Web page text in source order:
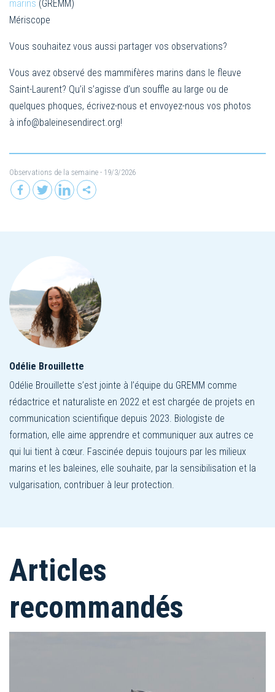
marins (GREMM)
Mériscope
Vous souhaitez vous aussi partager vos observations?
Vous avez observé des mammifères marins dans le fleuve
Saint-Laurent? Qu’il s’agisse d’un souffle au large ou de
quelques phoques, écrivez-nous et envoyez-nous vos photos
à info@baleinesendirect.org!
Observations de la semaine - 19/3/2026
Odélie Brouillette
Odélie Brouillette s’est jointe à l’équipe du GREMM comme
rédactrice et naturaliste en 2022 et est chargée de projets en
communication scientifique depuis 2023. Biologiste de
formation, elle aime apprendre et communiquer aux autres ce
qui lui tient à cœur. Fascinée depuis toujours par les milieux
marins et les baleines, elle souhaite, par la sensibilisation et la
vulgarisation, contribuer à leur protection.
Articles
recommandés